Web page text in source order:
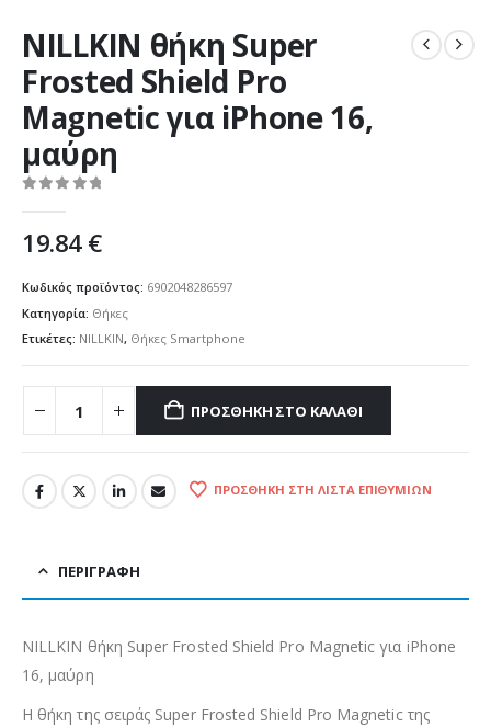
NILLKIN θήκη Super
Frosted Shield Pro
Magnetic για iPhone 16,
μαύρη
19.84€
Κωδικός προϊόντος: 6902048286597
Κατηγορία: Θήκες
Ετικέτες: NILLKIN, Θήκες Smartphone
ΠΡΟΣΘΉΚΗ ΣΤΟ ΚΑΛΆΘΙ
ΠΡΟΣΘΉΚΗ ΣΤΗ ΛΊΣΤΑ ΕΠΙΘΥΜΙΏΝ
ΠΕΡΙΓΡΑΦΉ
NILLKIN θήκη Super Frosted Shield Pro Magnetic για iPhone
16, μαύρη
Η θήκη της σειράς Super Frosted Shield Pro Magnetic της